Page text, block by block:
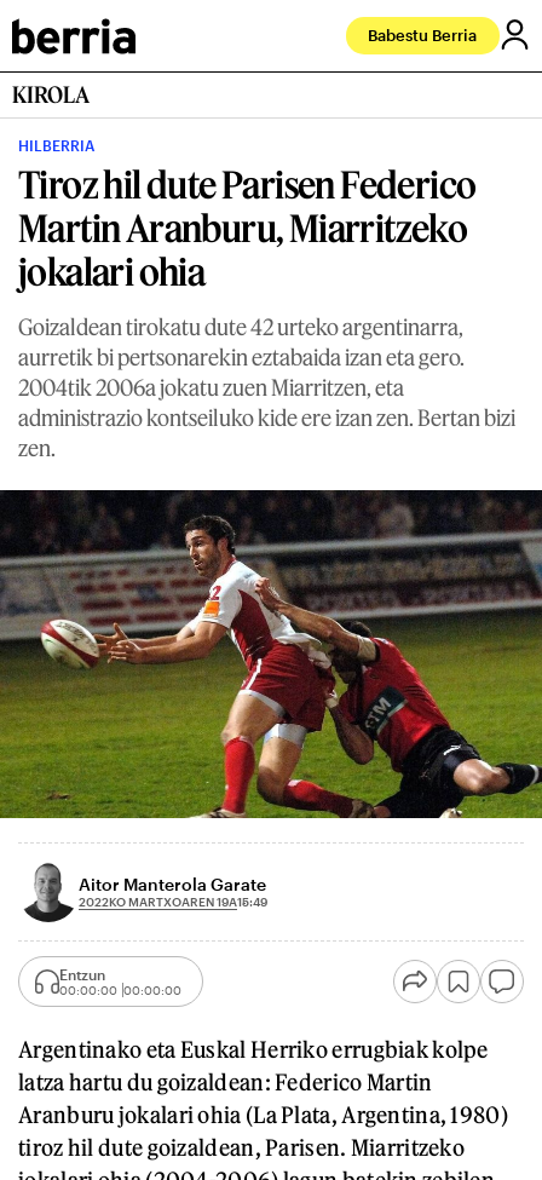
Babestu Berria
KIROLA
HILBERRIA
Tiroz hil dute Parisen Federico
Martin Aranburu, Miarritzeko
jokalari ohia
Goizaldean tirokatu dute 42 urteko argentinarra,
aurretik bi pertsonarekin eztabaida izan eta gero.
2004tik 2006a jokatu zuen Miarritzen, eta
administrazio kontseiluko kide ere izan zen. Bertan bizi
zen.
Aitor Manterola Garate
2022KO MARTXOAREN 19A15:49
Entzun
00:00:00 00:00:00
Argentinako eta Euskal Herriko errugbiak kolpe
latza hartu du goizaldean: Federico Martin
Aranburu jokalari ohia (La Plata, Argentina, 1980)
tiroz hil dute goizaldean, Parisen. Miarritzeko